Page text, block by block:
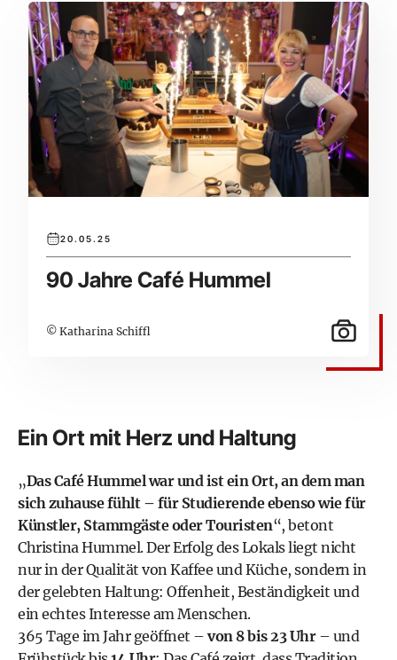
20.05.25
90 Jahre Café Hummel
© Katharina Schiffl
Ein Ort mit Herz und Haltung
„Das Café Hummel war und ist ein Ort, an dem man
sich zuhause fühlt – für Studierende ebenso wie für
Künstler, Stammgäste oder Touristen“, betont
Christina Hummel. Der Erfolg des Lokals liegt nicht
nur in der Qualität von Kaffee und Küche, sondern in
der gelebten Haltung: Offenheit, Beständigkeit und
ein echtes Interesse am Menschen.
365 Tage im Jahr geöffnet – von 8 bis 23 Uhr– und